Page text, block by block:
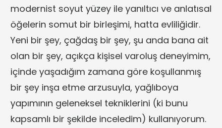
modernist soyut yüzey ile yanıltıcı ve anlatısal
öğelerin somut bir birleşimi, hatta evliliğidir.
Yeni bir şey, çağdaş bir şey, şu anda bana ait
olan bir şey, açıkça kişisel varoluş deneyimim,
içinde yaşadığım zamana göre koşullanmış
bir şey inşa etme arzusuyla, yağlıboya
yapımının geleneksel tekniklerini (ki bunu
kapsamlı bir şekilde inceledim) kullanıyorum.